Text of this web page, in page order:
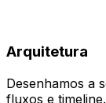
Arquitetura
Desenhamos a
fluxos e timeline.